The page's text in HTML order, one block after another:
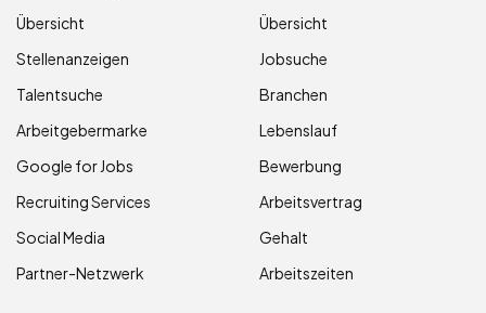
Übersicht
Stellenanzeigen
Talentsuche
Arbeitgebermarke
Google for Jobs
Recruiting Services
Social Media
Partner-Netzwerk
Übersicht
Jobsuche
Branchen
Lebenslauf
Bewerbung
Arbeitsvertrag
Gehalt
Arbeitszeiten